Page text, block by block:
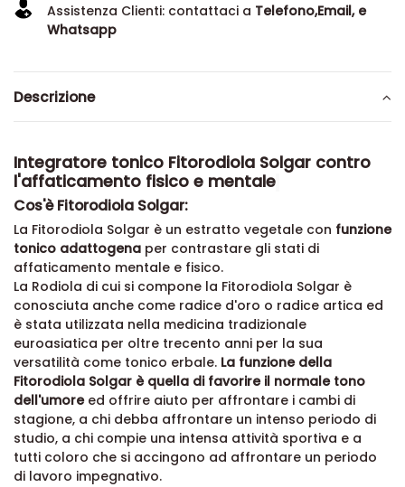
Assistenza Clienti: contattaci a Telefono,Email, e
Whatsapp
Descrizione
Integratore tonico Fitorodiola Solgar contro
l'affaticamento fisico e mentale
Cos'è Fitorodiola Solgar:
La Fitorodiola Solgar è un estratto vegetale con funzione
tonico adattogena per contrastare gli stati di
affaticamento mentale e fisico.
La Rodiola di cui si compone la Fitorodiola Solgar è
conosciuta anche come radice d'oro o radice artica ed
è stata utilizzata nella medicina tradizionale
euroasiatica per oltre trecento anni per la sua
versatilità come tonico erbale. La funzione della
Fitorodiola Solgar è quella di favorire il normale tono
dell'umoreed offrire aiuto per affrontare i cambi di
stagione, a chi debba affrontare un intenso periodo di
studio, a chi compie una intensa attività sportiva e a
tutti coloro che si accingono ad affrontare un periodo
di lavoro impegnativo.